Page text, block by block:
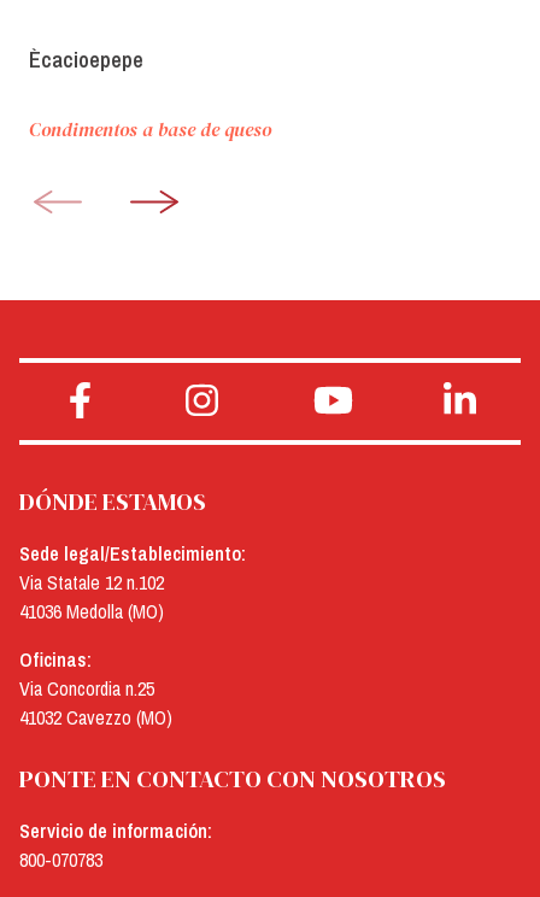
Ècacioepepe
Condimentos a base de queso
DÓNDE ESTAMOS
Sede legal/Establecimiento:
Via Statale 12 n.102
41036 Medolla (MO)
Oficinas:
Via Concordia n.25
41032 Cavezzo (MO)
PONTE EN CONTACTO CON NOSOTROS
Servicio de información:
800-070783